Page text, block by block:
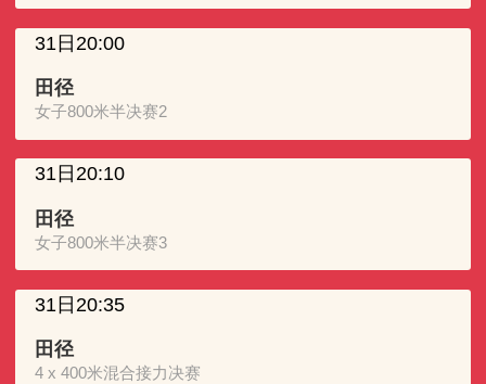
31日20:00
田径
女子800米半决赛2
31日20:10
田径
女子800米半决赛3
31日20:35
田径
4 x 400米混合接力决赛